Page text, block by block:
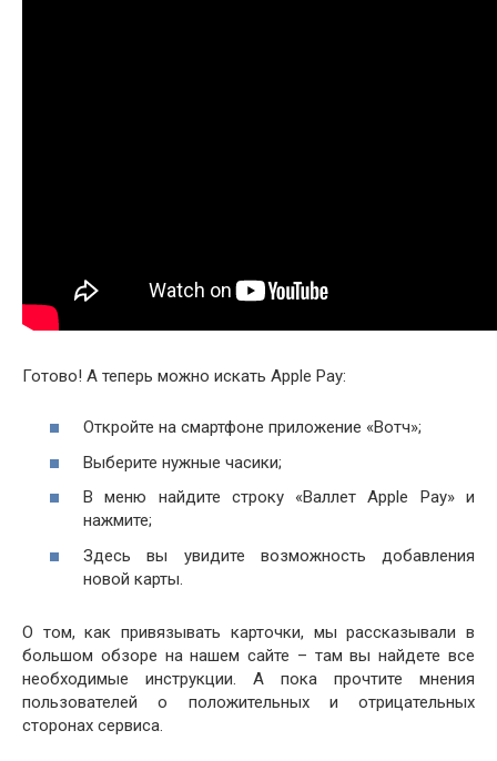
Готово! А теперь можно искать Apple Pay:
Откройте на смартфоне приложение «Вотч»;
Выберите нужные часики;
В меню найдите строку «Валлет Apple Pay» и
нажмите;
Здесь вы увидите возможность добавления
новой карты.
О том, как привязывать карточки, мы рассказывали в
большом обзоре на нашем сайте – там вы найдете все
необходимые инструкции. А пока прочтите мнения
пользователей о положительных и отрицательных
сторонах сервиса.